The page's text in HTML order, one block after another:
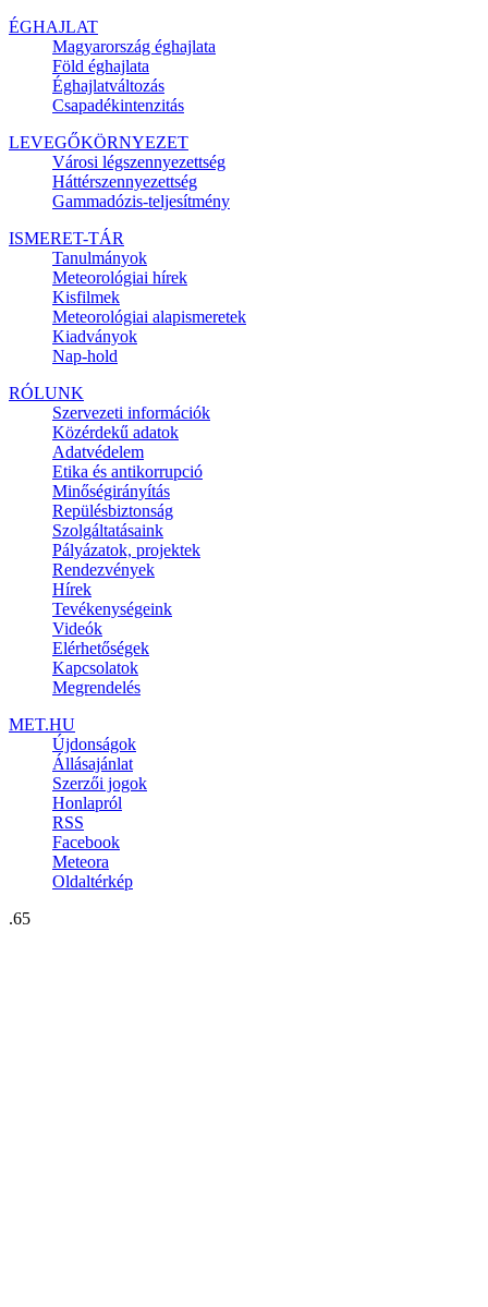
ÉGHAJLAT
Magyarország éghajlata
Föld éghajlata
Éghajlatváltozás
Csapadékintenzitás
LEVEGŐKÖRNYEZET
Városi légszennyezettség
Háttérszennyezettség
Gammadózis-teljesítmény
ISMERET-TÁR
Tanulmányok
Meteorológiai hírek
Kisfilmek
Meteorológiai alapismeretek
Kiadványok
Nap-hold
RÓLUNK
Szervezeti információk
Közérdekű adatok
Adatvédelem
Etika és antikorrupció
Minőségirányítás
Repülésbiztonság
Szolgáltatásaink
Pályázatok, projektek
Rendezvények
Hírek
Tevékenységeink
Videók
Elérhetőségek
Kapcsolatok
Megrendelés
MET.HU
Újdonságok
Állásajánlat
Szerzői jogok
Honlapról
RSS
Facebook
Meteora
Oldaltérkép
.65